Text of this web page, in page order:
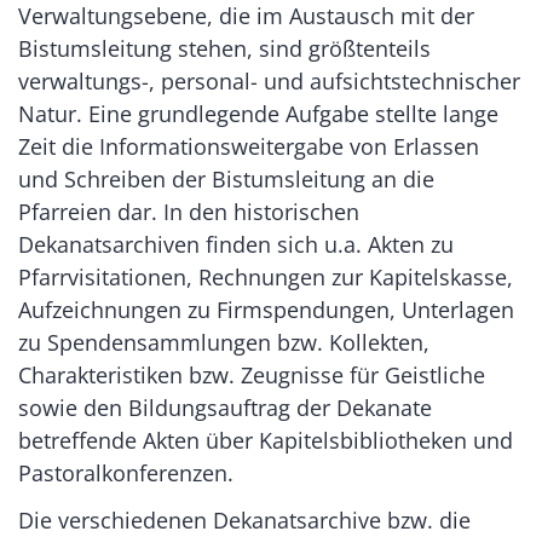
Verwaltungsebene, die im Austausch mit der
Bistumsleitung stehen, sind größtenteils
verwaltungs-, personal- und aufsichtstechnischer
Natur. Eine grundlegende Aufgabe stellte lange
Zeit die Informationsweitergabe von Erlassen
und Schreiben der Bistumsleitung an die
Pfarreien dar. In den historischen
Dekanatsarchiven finden sich u.a. Akten zu
Pfarrvisitationen, Rechnungen zur Kapitelskasse,
Aufzeichnungen zu Firmspendungen, Unterlagen
zu Spendensammlungen bzw. Kollekten,
Charakteristiken bzw. Zeugnisse für Geistliche
sowie den Bildungsauftrag der Dekanate
betreffende Akten über Kapitelsbibliotheken und
Pastoralkonferenzen.
Die verschiedenen Dekanatsarchive bzw. die